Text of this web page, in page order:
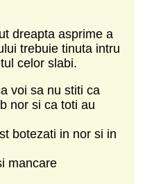
dreapta asprime a
trebuie tinuta intru
celor slabi.
voi sa nu stiti ca
nor si ca toti au
botezati in nor si in
mancare